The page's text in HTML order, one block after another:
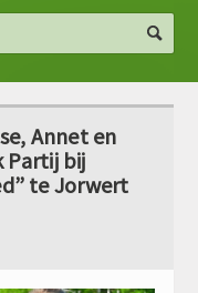
Annet en
Partij bij
te Jorwert